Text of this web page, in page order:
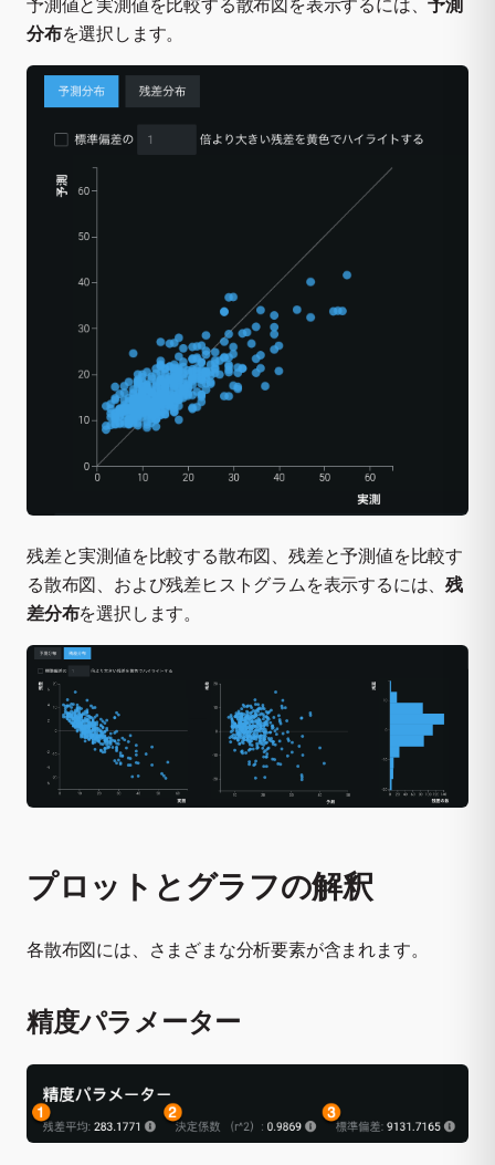
分布を選択します。
残差と実測値を比較する散布図、残差と予測値を比較す
る散布図、および残差ヒストグラムを表示するには、残
差分布を選択します。
プロットとグラフの解釈
各散布図には、さまざまな分析要素が含まれます。
精度パラメーター